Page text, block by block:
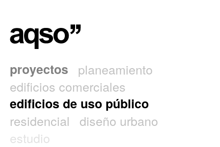
proyectos
planeamiento
edificios comerciales
edificios de uso público
residencial
diseño urbano
estudio